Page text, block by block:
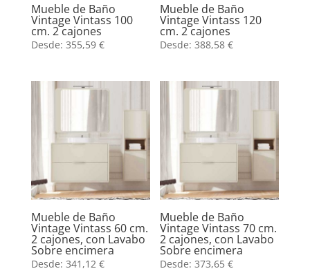
Mueble de Baño
Vintage Vintass 100
cm. 2 cajones
Desde: 355,59 €
Mueble de Baño
Vintage Vintass 120
cm. 2 cajones
Desde:388,58€
Mueble de Baño
Vintage Vintass 60 cm.
2 cajones, con Lavabo
Sobre encimera
Desde: 341,12 €
Mueble de Baño
Vintage Vintass 70 cm.
2 cajones, con Lavabo
Sobre encimera
Desde:373,65€